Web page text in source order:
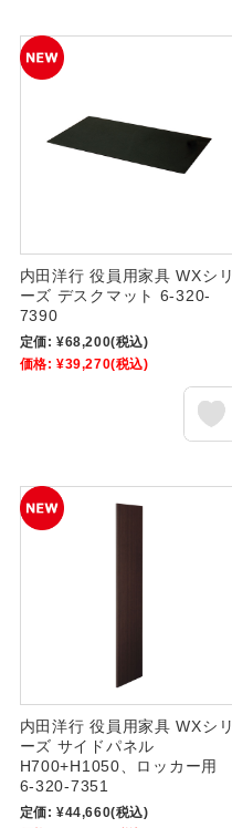
内田洋行 役員用家具 WXシリ
ーズ デスクマット 6-320-
7390
定価: ¥68,200(税込)
価格: ¥39,270(税込)
内田洋行 役員用家具 WXシリ
ーズ サイドパネル
H700+H1050、ロッカー用
6-320-7351
定価: ¥44,660(税込)